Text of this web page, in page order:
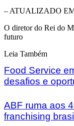
– ATUALIZADO EM
O diretor do Rei do
futuro
Leia Também
Food Service
desafios e
ABF ruma aos
franchising